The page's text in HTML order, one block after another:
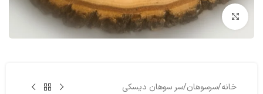
بزرگنمایی تصویر
خانه/سرسوهان/سر سوهان دیسکی